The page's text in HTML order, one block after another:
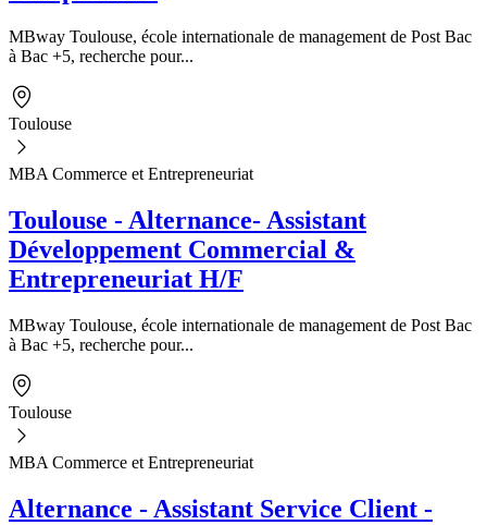
MBway Toulouse, école internationale de management de Post Bac
à Bac +5, recherche pour...
Toulouse
MBA Commerce et Entrepreneuriat
Toulouse - Alternance- Assistant
Développement Commercial &
Entrepreneuriat H/F
MBway Toulouse, école internationale de management de Post Bac
à Bac +5, recherche pour...
Toulouse
MBA Commerce et Entrepreneuriat
Alternance - Assistant Service Client -